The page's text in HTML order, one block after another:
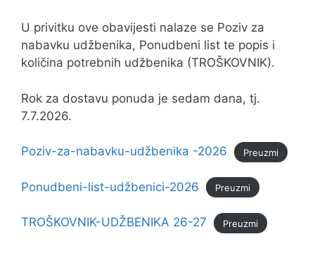
U privitku ove obavijesti nalaze se Poziv za
nabavku udžbenika, Ponudbeni list te popis i
količina potrebnih udžbenika (TROŠKOVNIK).
Rok za dostavu ponuda je sedam dana, tj.
7.7.2026.
Poziv-za-nabavku-udžbenika -2026 Preuzmi
Ponudbeni-list-udžbenici-2026 Preuzmi
TROŠKOVNIK-UDŽBENIKA 26-27 Preuzmi